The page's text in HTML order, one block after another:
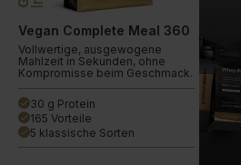
Vegan Complete Meal 360
Vollwertige, ausgewogene
Mahlzeit in Sekunden, ohne
Kompromisse beim Geschmack.
done 30 g Protein
done 165 Vorteile
done 5 klassische Sorten